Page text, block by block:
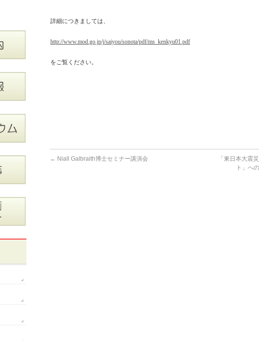
詳細につきましては、
http://www.mod.go.jp/j/saiyou/sonota/pdf/ms_kenkyu01.pdf
をご覧ください。
← Niall Galbraith博士セミナー講演会
「東日本大震
ト」へ